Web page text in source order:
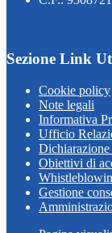
Sezione Link
Cookie policy
Note legali
Informativa
Ufficio
Dichiarazione
Obiettivi di
Gestione